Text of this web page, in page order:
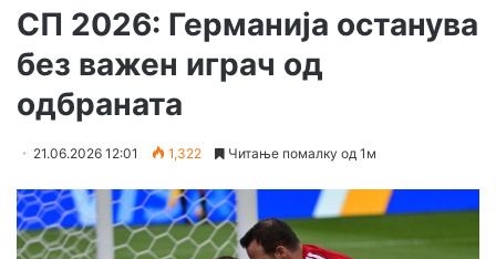
СП 2026: Германија останува
без важен играч од
одбраната
21.06.2026 12:01 1,322 Читање помалку од 1м